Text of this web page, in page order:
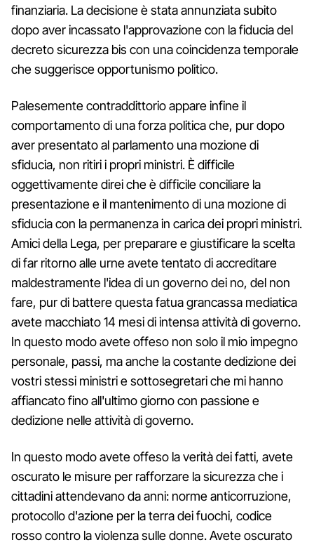
finanziaria. La decisione è stata annunziata subito
dopo aver incassato l'approvazione con la fiducia del
decreto sicurezza bis con una coincidenza temporale
che suggerisce opportunismo politico.
Palesemente contraddittorio appare infine il
comportamento di una forza politica che, pur dopo
aver presentato al parlamento una mozione di
sfiducia, non ritiri i propri ministri. È difficile
oggettivamente direi che è difficile conciliare la
presentazione e il mantenimento di una mozione di
sfiducia con la permanenza in carica dei propri ministri.
Amici della Lega, per preparare e giustificare la scelta
di far ritorno alle urne avete tentato di accreditare
maldestramente l'idea di un governo dei no, del non
fare, pur di battere questa fatua grancassa mediatica
avete macchiato 14 mesi di intensa attività di governo.
In questo modo avete offeso non solo il mio impegno
personale, passi, ma anche la costante dedizione dei
vostri stessi ministri e sottosegretari che mi hanno
affiancato fino all'ultimo giorno con passione e
dedizione nelle attività di governo.
In questo modo avete offeso la verità dei fatti, avete
oscurato le misure per rafforzare la sicurezza che i
cittadini attendevano da anni: norme anticorruzione,
protocollo d'azione per la terra dei fuochi, codice
rosso contro la violenza sulle donne. Avete oscurato